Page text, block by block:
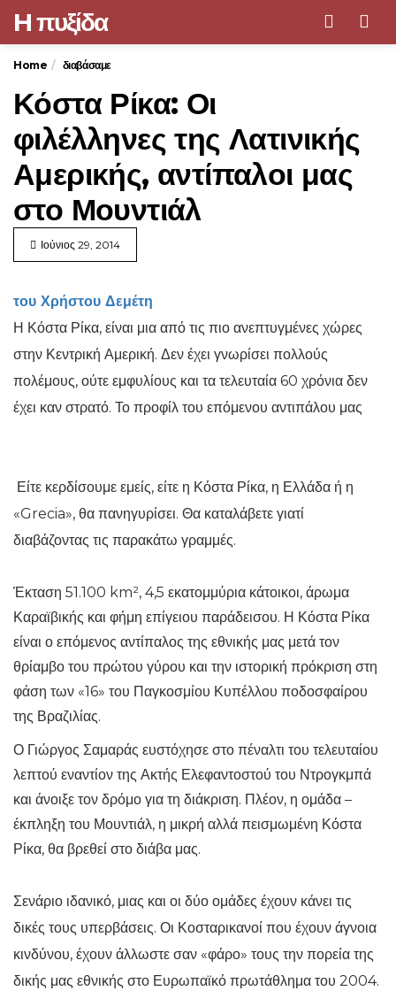
H πυξίδα
Home διαβάσαμε
Κόστα Ρίκα: Οι
φιλέλληνες της Λατινικής
Αμερικής, αντίπαλοι μας
στο Μουντιάλ
Ιούνιος 29, 2014
του Χρήστου Δεμέτη
Η Κόστα Ρίκα, είναι μια από τις πιο ανεπτυγμένες χώρες
στην Κεντρική Αμερική. Δεν έχει γνωρίσει πολλούς
πολέμους, ούτε εμφυλίους και τα τελευταία 60 χρόνια δεν
έχει καν στρατό. Το προφίλ του επόμενου αντιπάλου μας
Είτε κερδίσουμε εμείς, είτε η Κόστα Ρίκα, η Ελλάδα ή η
«Grecia», θα πανηγυρίσει. Θα καταλάβετε γιατί
διαβάζοντας τις παρακάτω γραμμές.
Έκταση 51.100 km², 4,5 εκατομμύρια κάτοικοι, άρωμα
Καραϊβικής και φήμη επίγειου παράδεισου. Η Κόστα Ρίκα
είναι ο επόμενος αντίπαλος της εθνικής μας μετά τον
θρίαμβο του πρώτου γύρου και την ιστορική πρόκριση στη
φάση των «16» του Παγκοσμίου Κυπέλλου ποδοσφαίρου
της Βραζιλίας.
Ο Γιώργος Σαμαράς ευστόχησε στο πέναλτι του τελευταίου
λεπτού εναντίον της Ακτής Ελεφαντοστού του Ντρογκμπά
και άνοιξε τον δρόμο για τη διάκριση. Πλέον, η ομάδα –
έκπληξη του Μουντιάλ, η μικρή αλλά πεισμωμένη Κόστα
Ρίκα, θα βρεθεί στο διάβα μας.
Σενάριο ιδανικό, μιας και οι δύο ομάδες έχουν κάνει τις
δικές τους υπερβάσεις. Οι Κοσταρικανοί που έχουν άγνοια
κινδύνου, έχουν άλλωστε σαν «φάρο» τους την πορεία της
δικής μας εθνικής στο Ευρωπαϊκό πρωτάθλημα του 2004.